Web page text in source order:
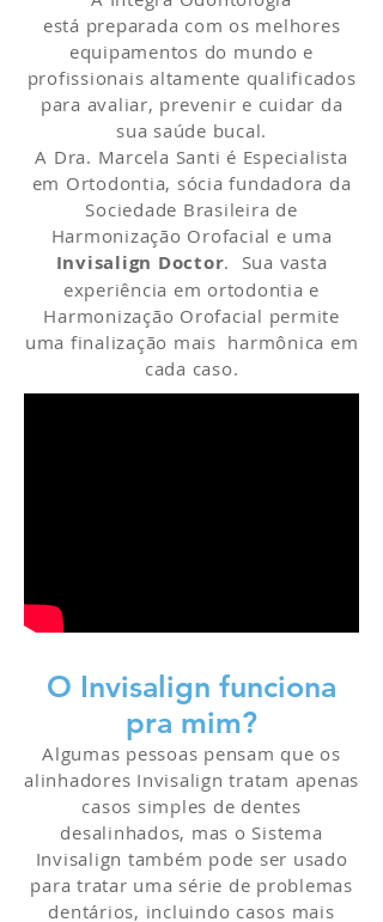
está preparada com os melhores
equipamentos do mundo e
profissionais altamente qualificados
para avaliar, prevenir e cuidar da
sua saúde bucal.
A Dra. Marcela Santi é Especialista
em Ortodontia, sócia fundadora da
Sociedade Brasileira de
Harmonização Orofacial e uma
Invisalign Doctor. Sua vasta
experiência em ortodontia e
Harmonização Orofacial permite
uma finalização mais harmônica em
cada caso.
O Invisalign funciona
pra mim?
Algumas pessoas pensam que os
alinhadores Invisalign tratam apenas
casos simples de dentes
desalinhados, mas o Sistema
Invisalign também pode ser usado
para tratar uma série de problemas
dentários, incluindo casos mais